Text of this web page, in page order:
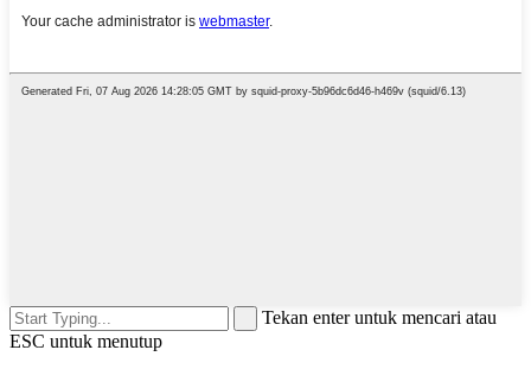
Tekan enter untuk mencari atau
ESC untuk menutup